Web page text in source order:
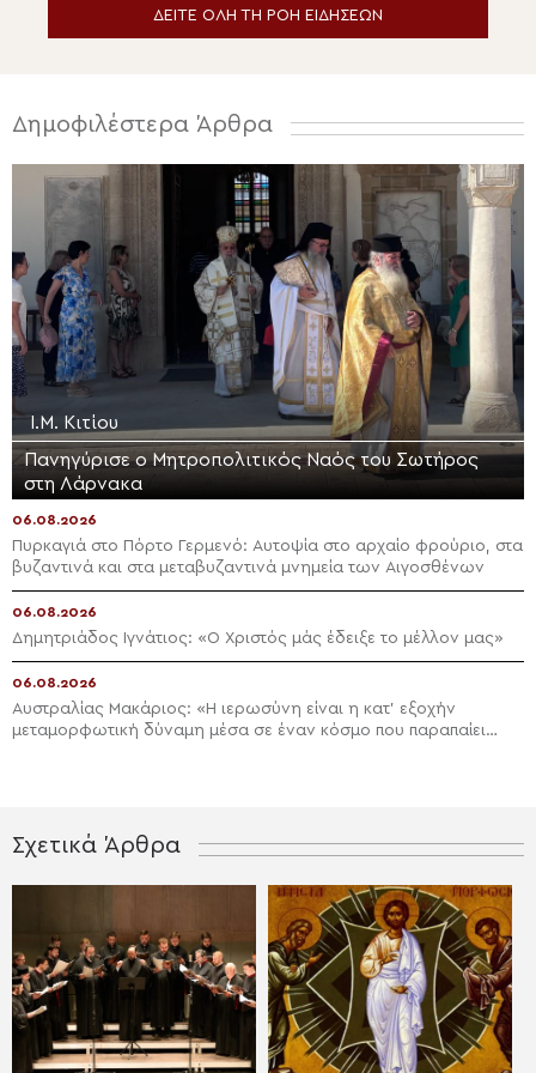
ΔΕΙΤΕ ΟΛΗ ΤΗ ΡΟΗ ΕΙΔΗΣΕΩΝ
Δημοφιλέστερα Άρθρα
Ι.Μ. Κιτίου
Πανηγύρισε ο Μητροπολιτικός Ναός του Σωτήρος
στη Λάρνακα
06.08.2026
Πυρκαγιά στο Πόρτο Γερμενό: Αυτοψία στο αρχαίο φρούριο, στα
βυζαντινά και στα μεταβυζαντινά μνημεία των Αιγοσθένων
06.08.2026
Δημητριάδος Ιγνάτιος: «Ο Χριστός μάς έδειξε το μέλλον μας»
06.08.2026
Αυστραλίας Μακάριος: «Η ιερωσύνη είναι η κατ’ εξοχήν
μεταμορφωτική δύναμη μέσα σε έναν κόσμο που παραπαίει
Σχετικά Άρθρα